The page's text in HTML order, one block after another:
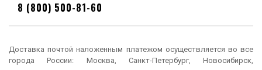
8 (800) 500-81-60
Доставка почтой наложенным платежом осуществляется во все
города России: Москва, Санкт-Петербург, Новосибирск,